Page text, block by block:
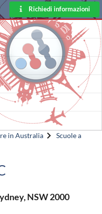
Richiedi informazioni
in Australia
Scuole a
NSW 2000